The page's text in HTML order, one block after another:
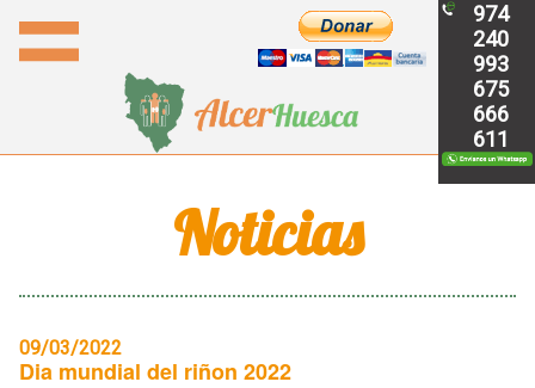
974
240
993
675
666
611
Noticias
09/03/2022
Dia mundial del riñon 2022